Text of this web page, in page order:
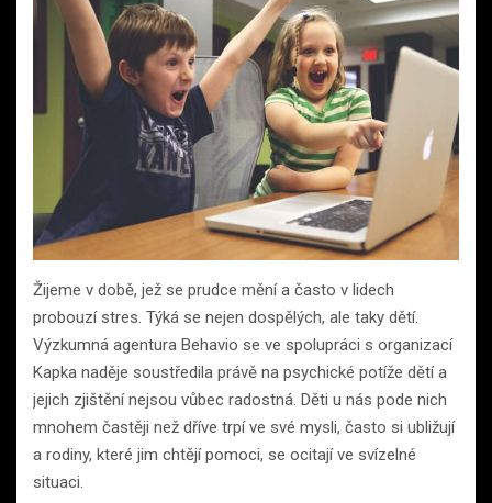
Žijeme v době, jež se prudce mění a často v lidech
probouzí stres. Týká se nejen dospělých, ale taky dětí.
Výzkumná agentura Behavio se ve spolupráci s organizací
Kapka naděje soustředila právě na psychické potíže dětí a
jejich zjištění nejsou vůbec radostná. Děti u nás pode nich
mnohem častěji než dříve trpí ve své mysli, často si ubližují
a rodiny, které jim chtějí pomoci, se ocitají ve svízelné
situaci.